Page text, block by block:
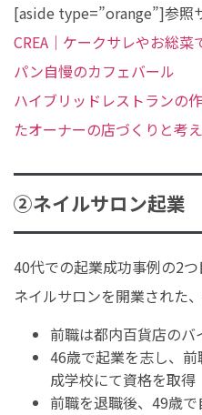
[aside type=”orange”]参照
CREA｜ケークサレやお総
パン自慢のカフェバール
ハイブリッドレストランの
たオーナーの店づくりと考
②ネイルサロン起業
40代での起業成功事例の2
ネイルサロンを開業された
前職は都内百貨店のバ
46歳で起業を志し、
成学校にて資格を取得
前職を退職後、49歳